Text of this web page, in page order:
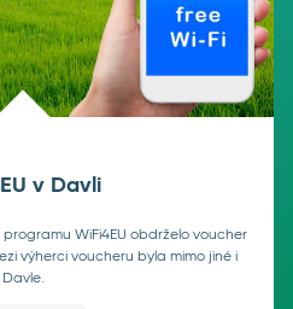
v Davli
WiFi4EU obdrželo voucher
výherci voucheru byla mimo jiné i
Davle.